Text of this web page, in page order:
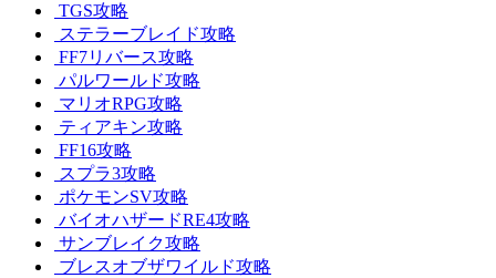
TGS攻略
ステラーブレイド攻略
FF7リバース攻略
パルワールド攻略
マリオRPG攻略
ティアキン攻略
FF16攻略
スプラ3攻略
ポケモンSV攻略
バイオハザードRE4攻略
サンブレイク攻略
ブレスオブザワイルド攻略